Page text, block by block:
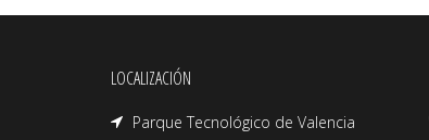
LOCALIZACIÓN
Parque Tecnológico de Valencia